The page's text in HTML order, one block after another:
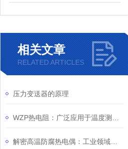
相关文章
RELATED ARTICLES
压力变送器的原理